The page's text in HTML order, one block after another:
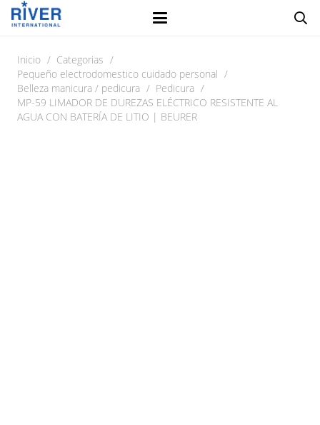
Inicio / Categorias /
Pequeño electrodomestico cuidado personal /
Belleza manicura / pedicura / Pedicura /
MP-59 LIMADOR DE DUREZAS ELÉCTRICO RESISTENTE AL
AGUA CON BATERÍA DE LITIO | BEURER